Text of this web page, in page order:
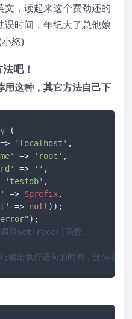
，读起来这个费劲还的
时间，年纪大了总他娘
怒)
吧！
用这种，其它方法自己下
(
=> 'localhost' ,
=> 'root' ,
=> '' ,
'testdb' ,
=> $prefix,
=> null
error"
用setTrace()函数。
执行语句的时间，这句在执行